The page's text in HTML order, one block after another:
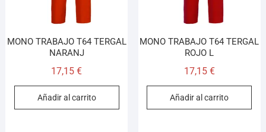
MONO TRABAJO T64 TERGAL
NARANJ
17,15€
Añadir al carrito
MONO TRABAJO T64 TERGAL
ROJO L
17,15 €
Añadir al carrito